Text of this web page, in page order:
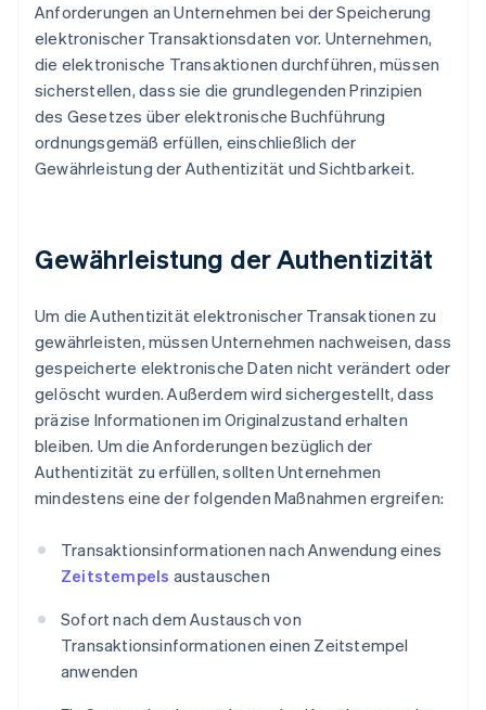
Anforderungen an Unternehmen bei der Speicherung
elektronischer Transaktionsdaten vor. Unternehmen,
die elektronische Transaktionen durchführen, müssen
sicherstellen, dass sie die grundlegenden Prinzipien
des Gesetzes über elektronische Buchführung
ordnungsgemäß erfüllen, einschließlich der
Gewährleistung der Authentizität und Sichtbarkeit.
Gewährleistung der Authentizität
Um die Authentizität elektronischer Transaktionen zu
gewährleisten, müssen Unternehmen nachweisen, dass
gespeicherte elektronische Daten nicht verändert oder
gelöscht wurden. Außerdem wird sichergestellt, dass
präzise Informationen im Originalzustand erhalten
bleiben. Um die Anforderungen bezüglich der
Authentizität zu erfüllen, sollten Unternehmen
mindestens eine der folgenden Maßnahmen ergreifen:
Transaktionsinformationen nach Anwendung eines
Zeitstempels austauschen
Sofort nach dem Austausch von
Transaktionsinformationen einen Zeitstempel
anwenden